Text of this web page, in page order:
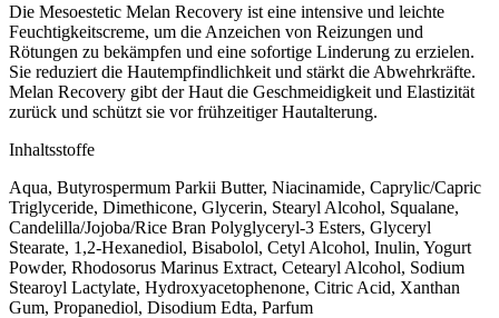
Die Mesoestetic Melan Recovery ist eine intensive und leichte
Feuchtigkeitscreme, um die Anzeichen von Reizungen und
Rötungen zu bekämpfen und eine sofortige Linderung zu erzielen.
Sie reduziert die Hautempfindlichkeit und stärkt die Abwehrkräfte.
Melan Recovery gibt der Haut die Geschmeidigkeit und Elastizität
zurück und schützt sie vor frühzeitiger Hautalterung.
Inhaltsstoffe
Aqua, Butyrospermum Parkii Butter, Niacinamide, Caprylic/​Capric
Triglyceride, Dimethicone, Glycerin, Stearyl Alcohol, Squalane,
Candelilla/​Jojoba/​Rice Bran Polyglyceryl-3 Esters, Glyceryl
Stearate, 1,2-Hexanediol, Bisabolol, Cetyl Alcohol, Inulin, Yogurt
Powder, Rhodosorus Marinus Extract, Cetearyl Alcohol, Sodium
Stearoyl Lactylate, Hydroxyacetophenone, Citric Acid, Xanthan
Gum, Propanediol, Disodium Edta, Parfum